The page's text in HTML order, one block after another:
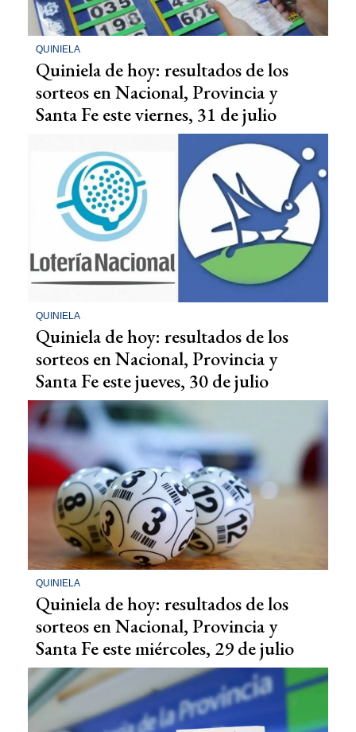
QUINIELA
Quiniela de hoy: resultados de los
sorteos en Nacional, Provincia y
Santa Fe este viernes, 31 de julio
QUINIELA
Quiniela de hoy: resultados de los
sorteos en Nacional, Provincia y
Santa Fe este jueves, 30 de julio
QUINIELA
Quiniela de hoy: resultados de los
sorteos en Nacional, Provincia y
Santa Fe este miércoles, 29 de julio